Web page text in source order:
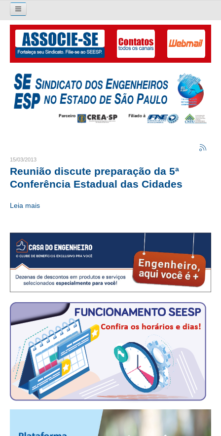
Pesquisar...
O SINDICATO
APRESENTAÇÃO
PALAVRA DO PRESIDENTE
LIVRO GESTÃO 2026-2029
CRESCE BRASIL
CONSELHO TECNOLÓGICO
HISTÓRICO E ATUAÇÃO
CONSELHOS ASSESSORES
PERSONALIDADES DA TECNOLOGIA
NÚCLEO DA MULHER ENGENHEIRA
TRANSPARÊNCIA
JURÍDICO
15/03/2013
Reunião discute preparação da 5ª
Conferência Estadual das Cidades
Leia mais